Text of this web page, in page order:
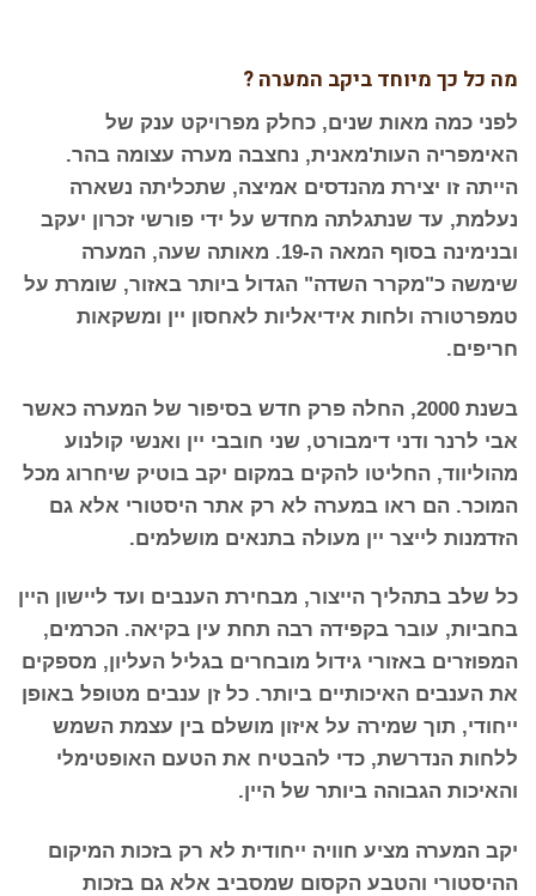
מה כל כך מיוחד ביקב המערה ?
לפני כמה מאות שנים, כחלק מפרויקט ענק של
האימפריה העות'מאנית, נחצבה מערה עצומה בהר.
הייתה זו יצירת מהנדסים אמיצה, שתכליתה נשארה
נעלמת, עד שנתגלתה מחדש על ידי פורשי זכרון יעקב
ובנימינה בסוף המאה ה-19. מאותה שעה, המערה
שימשה כ"מקרר השדה" הגדול ביותר באזור, שומרת על
טמפרטורה ולחות אידיאליות לאחסון יין ומשקאות
חריפים.
בשנת 2000, החלה פרק חדש בסיפור של המערה כאשר
אבי לרנר ודני דימבורט, שני חובבי יין ואנשי קולנוע
מהוליווד, החליטו להקים במקום יקב בוטיק שיחרוג מכל
המוכר. הם ראו במערה לא רק אתר היסטורי אלא גם
הזדמנות לייצר יין מעולה בתנאים מושלמים.
כל שלב בתהליך הייצור, מבחירת הענבים ועד ליישון היין
בחביות, עובר בקפידה רבה תחת עין בקיאה. הכרמים,
המפוזרים באזורי גידול מובחרים בגליל העליון, מספקים
את הענבים האיכותיים ביותר. כל זן ענבים מטופל באופן
ייחודי, תוך שמירה על איזון מושלם בין עצמת השמש
ללחות הנדרשת, כדי להבטיח את הטעם האופטימלי
והאיכות הגבוהה ביותר של היין.
יקב המערה מציע חוויה ייחודית לא רק בזכות המיקום
ההיסטורי והטבע הקסום שמסביב אלא גם בזכות